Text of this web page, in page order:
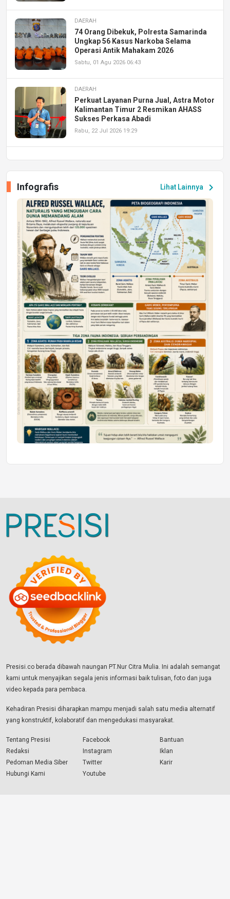
DAERAH
74 Orang Dibekuk, Polresta Samarinda
Ungkap 56 Kasus Narkoba Selama
Operasi Antik Mahakam 2026
Sabtu, 01 Agu 2026 06:43
DAERAH
Perkuat Layanan Purna Jual, Astra Motor
Kalimantan Timur 2 Resmikan AHASS
Sukses Perkasa Abadi
Rabu, 22 Jul 2026 19:29
Peluang Kerja dan Magang
Jumat, 17 Jul 2026 22:30
DAERAH
Astra Motor Kalimantan Timur 2 Dukung
Mahasiswa Samarinda dalam Astra
Honda SDGs Future Leaders 2026
Jumat, 10 Jul 2026 19:01
Lihat Lainnya chevron_right
Infografis
Presisi.co berada dibawah naungan PT.Nur Citra Mulia. Ini adalah semangat
kami untuk menyajikan segala jenis informasi baik tulisan, foto dan juga
video kepada para pembaca.
Kehadiran Presisi diharapkan mampu menjadi salah satu media alternatif
yang konstruktif, kolaboratif dan mengedukasi masyarakat.
Tentang Presisi
Redaksi
Pedoman Media Siber
Hubungi Kami
Facebook
Instagram
Twitter
Youtube
Bantuan
Iklan
Karir